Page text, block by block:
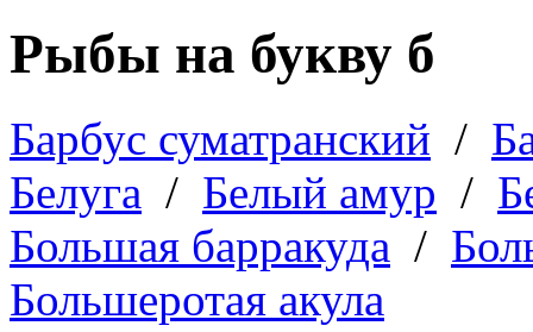
Рыбы на букву б
Барбус суматранский /
Белуга / Белый амур /
Большая барракуда /
Большеротая акула